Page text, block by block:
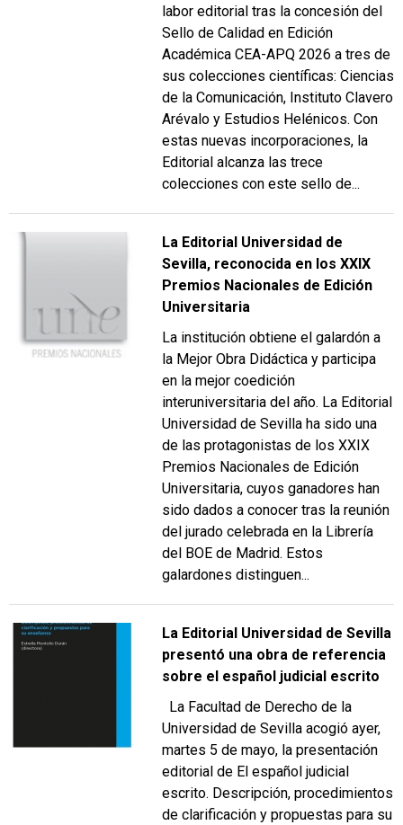
labor editorial tras la concesión del
Sello de Calidad en Edición
Académica CEA-APQ 2026 a tres de
sus colecciones científicas: Ciencias
de la Comunicación, Instituto Clavero
Arévalo y Estudios Helénicos. Con
estas nuevas incorporaciones, la
Editorial alcanza las trece
colecciones con este sello de...
La Editorial Universidad de
Sevilla, reconocida en los XXIX
Premios Nacionales de Edición
Universitaria
La institución obtiene el galardón a
la Mejor Obra Didáctica y participa
en la mejor coedición
interuniversitaria del año. La Editorial
Universidad de Sevilla ha sido una
de las protagonistas de los XXIX
Premios Nacionales de Edición
Universitaria, cuyos ganadores han
sido dados a conocer tras la reunión
del jurado celebrada en la Librería
del BOE de Madrid. Estos
galardones distinguen...
La Editorial Universidad de Sevilla
presentó una obra de referencia
sobre el español judicial escrito
La Facultad de Derecho de la
Universidad de Sevilla acogió ayer,
martes 5 de mayo, la presentación
editorial de El español judicial
escrito. Descripción, procedimientos
de clarificación y propuestas para su